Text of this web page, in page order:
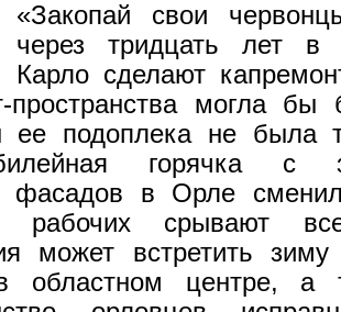
«Закопай свои
через тридцать лет в
Карло сделают
пространства могла
подоплека не была
горячка с
фасадов в Орле
рабочих срывают
может встретить зиму
областном центре, а